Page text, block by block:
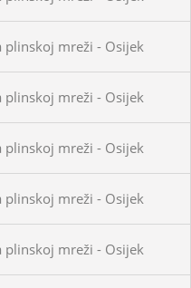
mreži - Osijek
mreži - Osijek
mreži - Osijek
mreži - Osijek
mreži - Osijek